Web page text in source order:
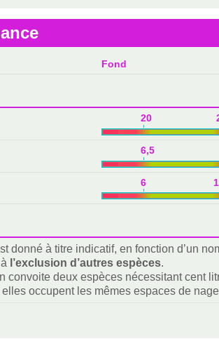
Fond
20
6,5
6
donné à titre indicatif, en fonction d’un
l’exclusion d’autres espèces.
convoite deux espèces nécessitant cent
occupent les mêmes espaces de